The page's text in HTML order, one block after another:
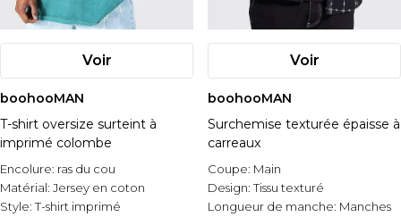
Voir
boohooMAN
T-shirt oversize surteint à
imprimé colombe
Encolure: ras du cou
Matérial: Jersey en coton
Style:T-shirt imprimé
Voir
boohooMAN
Surchemise texturée épaisse à
carreaux
Coupe: Main
Design:Tissu texturé
Longueur de manche: Manches